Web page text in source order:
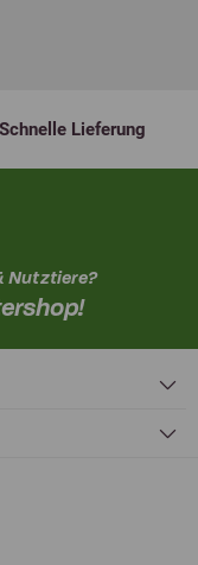
Schnelle Lieferung
Nutztiere?